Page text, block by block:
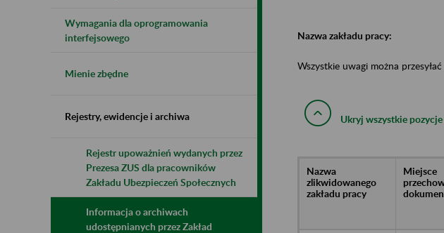
Wymagania dla oprogramowania
interfejsowego
Mienie zbędne
Rejestry, ewidencje i archiwa
Rejestr upoważnień wydanych przez
Prezesa ZUS dla pracowników
Zakładu Ubezpieczeń Społecznych
Informacja o archiwach
udostępnianych przez Zakład
Nazwa zakładu pracy:
Wszystkie uwagi można
Ukryj wszystkie pozycje
Nazwa
zlikwidowanego
zakładu pracy
Miejsce